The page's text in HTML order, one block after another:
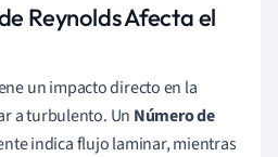
Reynolds Afecta el
un impacto directo en la
a turbulento. Un Número de
indica flujo laminar, mientras